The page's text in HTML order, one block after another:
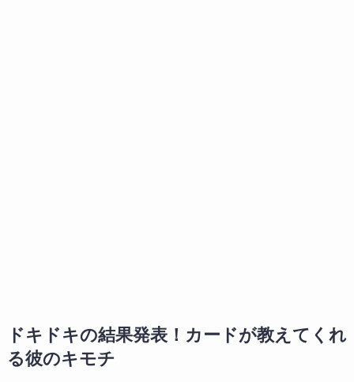
ドキドキの結果発表！カードが教えてくれ
る彼のキモチ